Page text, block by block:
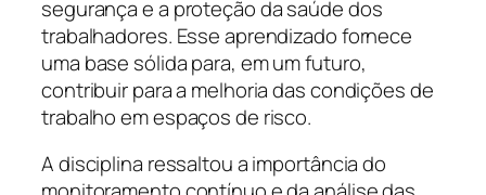
segurança e a proteção da saúde dos
trabalhadores. Esse aprendizado fornece
uma base sólida para, em um futuro,
contribuir para a melhoria das condições de
trabalho em espaços de risco.
A disciplina ressaltou a importância do